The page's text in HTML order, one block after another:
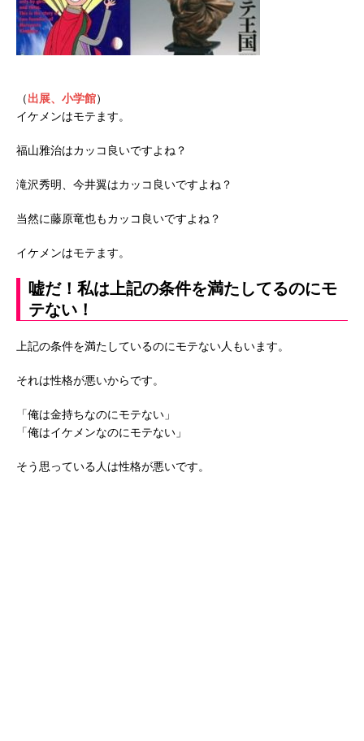
（出展、小学館）
イケメンはモテます。
福山雅治はカッコ良いですよね？
滝沢秀明、今井翼はカッコ良いですよね？
当然に藤原竜也もカッコ良いですよね？
イケメンはモテます。
嘘だ！私は上記の条件を満たしてるのにモ
テない！
上記の条件を満たしているのにモテない人もいます。
それは性格が悪いからです。
「俺は金持ちなのにモテない」
「俺はイケメンなのにモテない」
そう思っている人は性格が悪いです。